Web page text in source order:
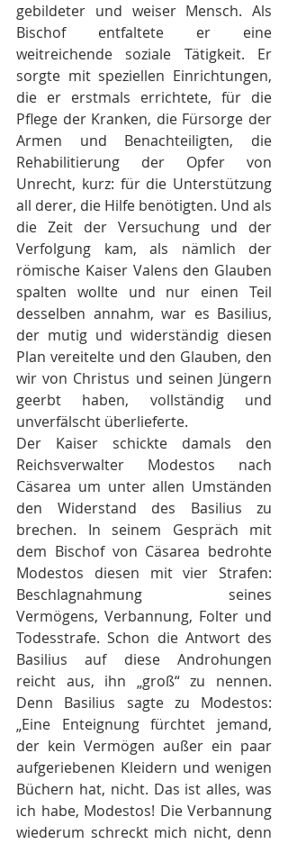
gebildeter und weiser Mensch. Als
Bischof entfaltete er eine
weitreichende soziale Tätigkeit. Er
sorgte mit speziellen Einrichtungen,
die er erstmals errichtete, für die
Pflege der Kranken, die Fürsorge der
Armen und Benachteiligten, die
Rehabilitierung der Opfer von
Unrecht, kurz: für die Unterstützung
all derer, die Hilfe benötigten. Und als
die Zeit der Versuchung und der
Verfolgung kam, als nämlich der
römische Kaiser Valens den Glauben
spalten wollte und nur einen Teil
desselben annahm, war es Basilius,
der mutig und widerständig diesen
Plan vereitelte und den Glauben, den
wir von Christus und seinen Jüngern
geerbt haben, vollständig und
unverfälscht überlieferte.
Der Kaiser schickte damals den
Reichsverwalter Modestos nach
Cäsarea um unter allen Umständen
den Widerstand des Basilius zu
brechen. In seinem Gespräch mit
dem Bischof von Cäsarea bedrohte
Modestos diesen mit vier Strafen:
Beschlagnahmung seines
Vermögens, Verbannung, Folter und
Todesstrafe. Schon die Antwort des
Basilius auf diese Androhungen
reicht aus, ihn „groß“ zu nennen.
Denn Basilius sagte zu Modestos:
„Eine Enteignung fürchtet jemand,
der kein Vermögen außer ein paar
aufgeriebenen Kleidern und wenigen
Büchern hat, nicht. Das ist alles, was
ich habe, Modestos! Die Verbannung
wiederum schreckt mich nicht, denn